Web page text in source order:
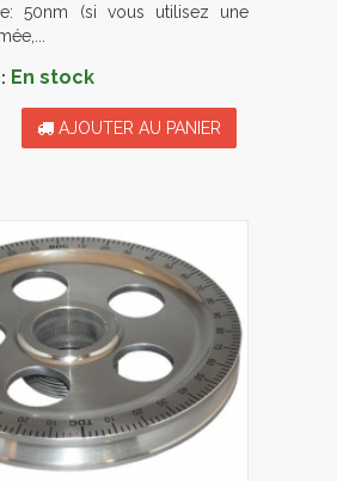
50nm (si vous utilisez une
En stock
AJOUTER AU PANIER